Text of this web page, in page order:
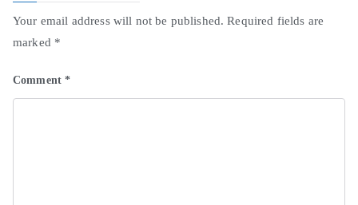
Your email address will not be published. Required fields are
marked *
Comment*